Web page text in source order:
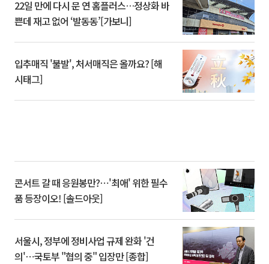
22일 만에 다시 문 연 홈플러스…정상화 바
쁜데 재고 없어 ‘발동동’[가보니]
입추매직 '불발', 처서매직은 올까요? [해
시태그]
콘서트 갈 때 응원봉만?⋯'최애' 위한 필수
품 등장이오! [솔드아웃]
서울시, 정부에 정비사업 규제 완화 '건
의'⋯국토부 "협의 중" 입장만 [종합]